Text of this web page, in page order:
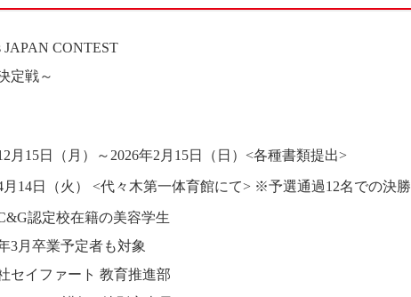
CONTEST
定戦～
月15日（月）～2026年2月15日（日）<各種書類提出>
月14日（火） <代々木第一体育館にて> ※予選通過12名での決勝
認定校在籍の美容学生
業予定者も対象
イファート 教育推進部